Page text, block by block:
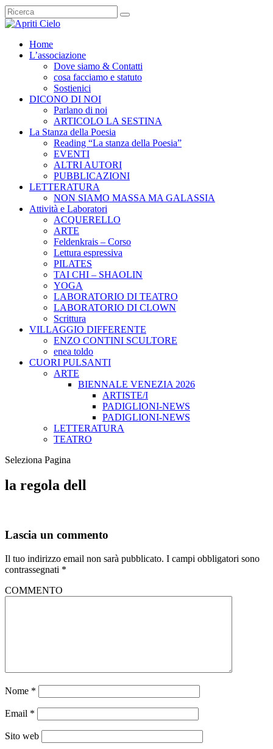
Home
L’associazione
Dove siamo & Contatti
cosa facciamo e statuto
Sostienici
DICONO DI NOI
Parlano di noi
ARTICOLO LA SESTINA
La Stanza della Poesia
Reading “La stanza della Poesia”
EVENTI
ALTRI AUTORI
PUBBLICAZIONI
LETTERATURA
NON SIAMO MASSA MA GALASSIA
Attività e Laboratori
ACQUERELLO
ARTE
Feldenkrais – Corso
Lettura espressiva
PILATES
TAI CHI – SHAOLIN
YOGA
LABORATORIO DI TEATRO
LABORATORIO DI CLOWN
Scrittura
VILLAGGIO DIFFERENTE
ENZO CONTINI SCULTORE
enea toldo
CUORI PULSANTI
ARTE
BIENNALE VENEZIA 2026
ARTISTE/I
PADIGLIONI-NEWS
PADIGLIONI-NEWS
LETTERATURA
TEATRO
Seleziona Pagina
la regola dell
Lascia un commento
Il tuo indirizzo email non sarà pubblicato. I campi obbligatori sono
contrassegnati *
COMMENTO
Nome *
Email *
Sito web